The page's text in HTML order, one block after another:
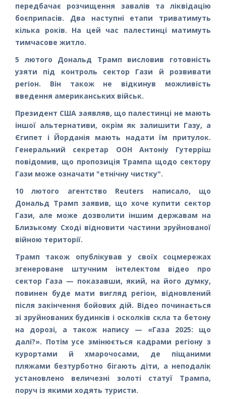
передбачає розчищення завалів та ліквідацію
боєприпасів. Два наступні етапи триватимуть
кілька років. На цей час палестинці матимуть
тимчасове житло.
5 лютого Дональд Трамп висловив готовність
узяти під контроль сектор Гази й розвивати
регіон. Він також не відкинув можливість
введення американських військ.
Президент США заявляв, що палестинці не мають
іншої альтернативи, окрім як залишити Газу, а
Єгипет і Йорданія мають надати їм притулок.
Генеральний секретар ООН Антоніу Гутерріш
повідомив, що пропозиція Трампа щодо сектору
Гази може означати "етнічну чистку".
10 лютого агентство Reuters написало, що
Дональд Трамп заявив, що хоче купити сектор
Гази, але може дозволити іншим державам на
Близькому Сході відновити частини зруйнованої
війною території.
Трамп також опублікував у своїх соцмережах
згенероване штучним інтелектом відео про
сектор Газа — показавши, який, на його думку,
повинен буде мати вигляд регіон, відновлений
після закінчення бойових дій. Відео починається
зі зруйнованих будинків і осколків скла та бетону
на дорозі, а також напису — «Газа 2025: що
далі?». Потім усе змінюється кадрами регіону з
курортами й хмарочосами, де піщаними
пляжами безтурботно бігають діти, а неподалік
установлено величезні золоті статуї Трампа,
поруч із якими ходять туристи.